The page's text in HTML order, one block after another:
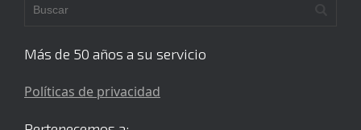
Más de 50 años a su servicio
Políticas de privacidad